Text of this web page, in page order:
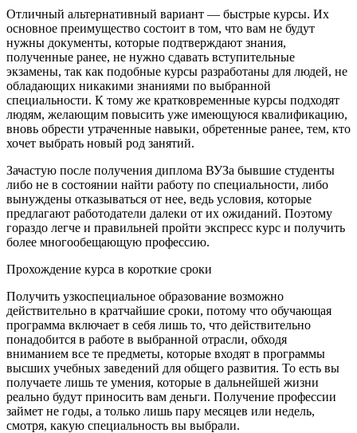
Отличный альтернативный вариант — быстрые курсы. Их
основное преимущество состоит в том, что вам не будут
нужны документы, которые подтверждают знания,
полученные ранее, не нужно сдавать вступительные
экзамены, так как подобные курсы разработаны для людей, не
обладающих никакими знаниями по выбранной
специальности. К тому же кратковременные курсы подходят
людям, желающим повысить уже имеющуюся квалификацию,
вновь обрести утраченные навыки, обретенные ранее, тем, кто
хочет выбрать новый род занятий.
Зачастую после получения диплома ВУЗа бывшие студенты
либо не в состоянии найти работу по специальности, либо
вынуждены отказываться от нее, ведь условия, которые
предлагают работодатели далеки от их ожиданий. Поэтому
гораздо легче и правильней пройти экспресс курс и получить
более многообещающую профессию.
Прохождение курса в короткие сроки
Получить узкоспециальное образование возможно
действительно в кратчайшие сроки, потому что обучающая
программа включает в себя лишь то, что действительно
понадобится в работе в выбранной отрасли, обходя
вниманием все те предметы, которые входят в программы
высших учебных заведений для общего развития. То есть вы
получаете лишь те умения, которые в дальнейшей жизни
реально будут приносить вам деньги. Получение профессии
займет не годы, а только лишь пару месяцев или недель,
смотря, какую специальность вы выбрали.